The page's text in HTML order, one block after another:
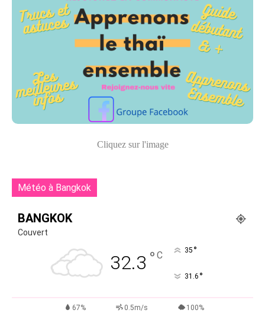
Cliquez sur l'image
Météo à Bangkok
BANGKOK
Couvert
32.3 ° C 35 °
31.6 °
67% 0.5m/s 100%